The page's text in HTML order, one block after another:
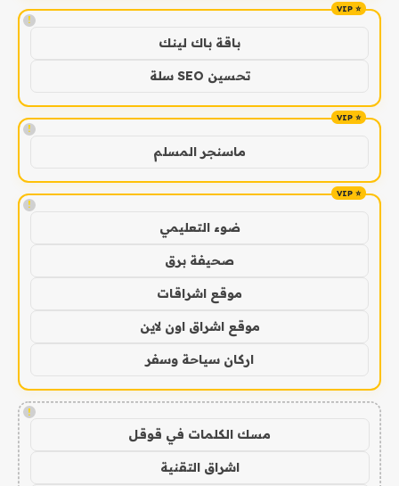
!
باقة باك لينك
تحسين SEO سلة
!
ماسنجر المسلم
!
ضوء التعليمي
صحيفة برق
موقع اشراقات
موقع اشراق اون لاين
اركان سياحة وسفر
!
مسك الكلمات في قوقل
اشراق التقنية